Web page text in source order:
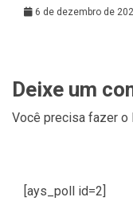
6 de dezembro de
Deixe um
Você precisa fazer o
[ays_poll id=2]